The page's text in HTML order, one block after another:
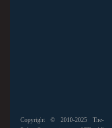
Copyright © 2010-2025 The-